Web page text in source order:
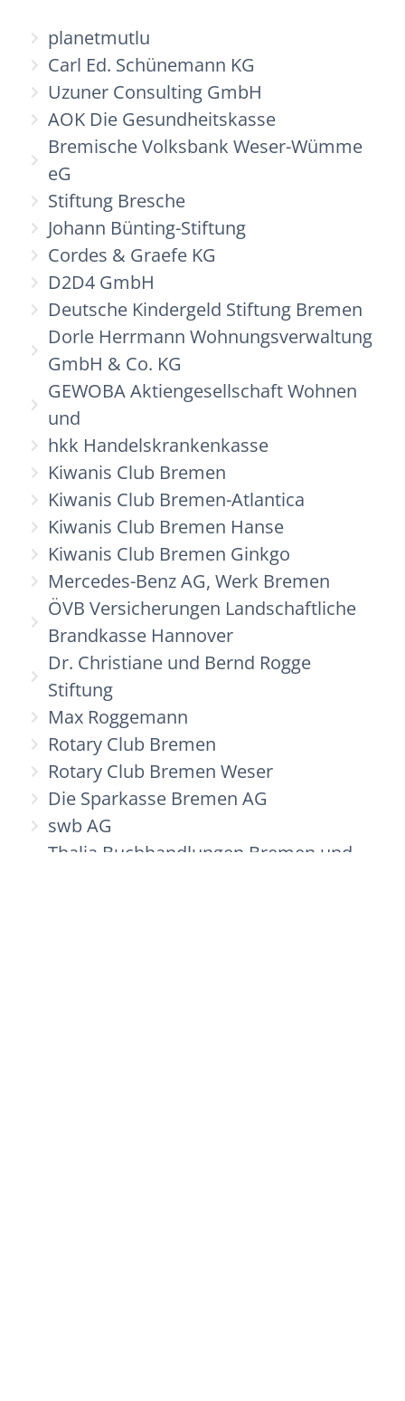
planetmutlu
Carl Ed. Schünemann KG
Uzuner Consulting GmbH
AOK Die Gesundheitskasse
Bremische Volksbank Weser-Wümme
eG
Stiftung Bresche
Johann Bünting-Stiftung
Cordes & Graefe KG
D2D4 GmbH
Deutsche Kindergeld Stiftung Bremen
Dorle Herrmann Wohnungsverwaltung
GmbH & Co. KG
GEWOBA Aktiengesellschaft Wohnen
und
hkk Handelskrankenkasse
Kiwanis Club Bremen
Kiwanis Club Bremen-Atlantica
Kiwanis Club Bremen Hanse
Kiwanis Club Bremen Ginkgo
Mercedes-Benz AG, Werk Bremen
ÖVB Versicherungen Landschaftliche
Brandkasse Hannover
Dr. Christiane und Bernd Rogge
Stiftung
Max Roggemann
Rotary Club Bremen
Rotary Club Bremen Weser
Die Sparkasse Bremen AG
swb AG
Thalia Buchhandlungen Bremen und